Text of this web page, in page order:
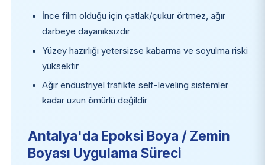
İnce film olduğu için çatlak/çukur örtmez, ağır
darbeye dayanıksızdır
Yüzey hazırlığı yetersizse kabarma ve soyulma riski
yüksektir
Ağır endüstriyel trafikte self-leveling sistemler
kadar uzun ömürlü değildir
Antalya'da Epoksi Boya / Zemin
Boyası Uygulama Süreci